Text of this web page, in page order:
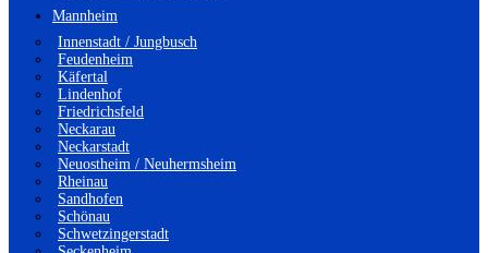
Mannheim
Innenstadt / Jungbusch
Feudenheim
Käfertal
Lindenhof
Friedrichsfeld
Neckarau
Neckarstadt
Neuostheim / Neuhermsheim
Rheinau
Sandhofen
Schönau
Schwetzingerstadt